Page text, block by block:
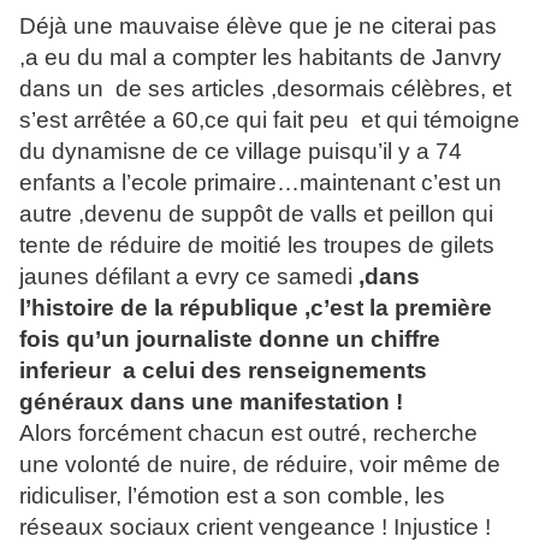
Déjà une mauvaise élève que je ne citerai pas
,a eu du mal a compter les habitants de Janvry
dans un de ses articles ,desormais célèbres, et
s’est arrêtée a 60,ce qui fait peu et qui témoigne
du dynamisne de ce village puisqu’il y a 74
enfants a l’ecole primaire…maintenant c’est un
autre ,devenu de suppôt de valls et peillon qui
tente de réduire de moitié les troupes de gilets
jaunes défilant a evry ce samedi ,dans
l’histoire de la république ,c’est la première
fois qu’un journaliste donne un chiffre
inferieur a celui des renseignements
généraux dans une manifestation !
Alors forcément chacun est outré, recherche
une volonté de nuire, de réduire, voir même de
ridiculiser, l’émotion est a son comble, les
réseaux sociaux crient vengeance ! Injustice !